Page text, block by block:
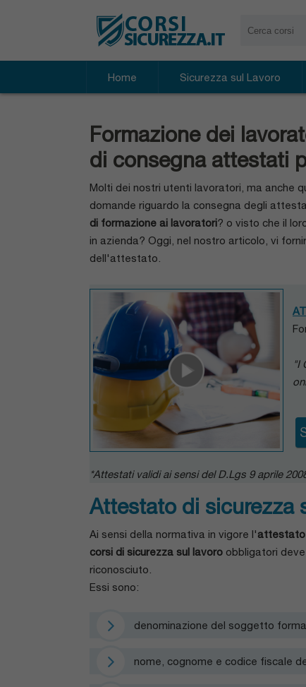
Home Sicurezza sul Lavoro
Corso per Rspp Datore di Lavoro
Corso Completo per Lavoratori
Formazione Specifica per
Aggiornamento per Lavoratori
Corsi per RLS
Corso Preposto per la Sicurezza
Aggiornamento per Preposto
Formazione dei
di consegna attestati
Molti dei nostri utenti lavoratori, ma anche
domande riguardo la consegna degli
di formazione ai lavoratori? o visto che il
in azienda? Oggi, nel nostro articolo, vi
dell'attestato.
"I
*Attestati validi ai sensi del D.Lgs 9 aprile
Attestato di sicurezza
Ai sensi della normativa in vigore l'attestato
corsi di sicurezza sul lavoro obbligatori
riconosciuto.
Essi sono:
denominazione del soggetto
nome, cognome e codice fiscale